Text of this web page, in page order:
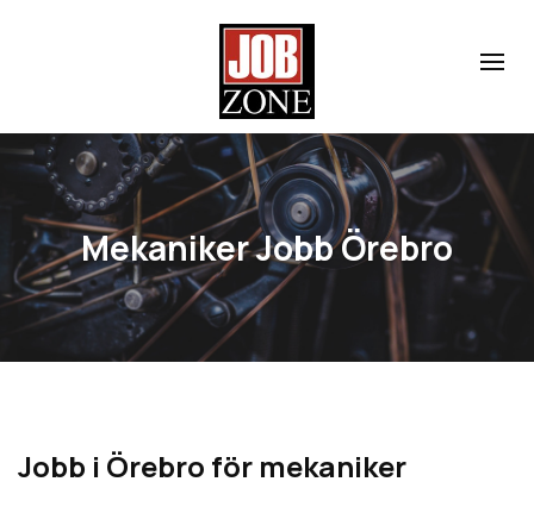
Mekaniker Jobb Örebro
Jobb i Örebro för mekaniker